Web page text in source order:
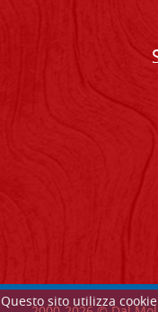
Questo sito utilizza